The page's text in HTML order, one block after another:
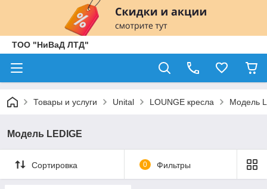
ТОО "НиВаД ЛТД"
Товары и услуги Unital LOUNGE кресла Модель
Модель LEDIGE
Сортировка 0 Фильтры